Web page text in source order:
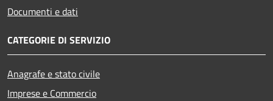
Documenti e dati
CATEGORIE DI SERVIZIO
Anagrafe e stato civile
Imprese e Commercio